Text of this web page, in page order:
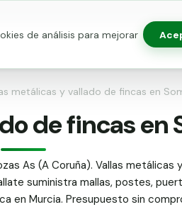
de análisis para mejorar
metálicas y vallado de fincas en
de fincas en
As (A Coruña). Vallas metálicas
suministra mallas, postes,
en Murcia. Presupuesto sin